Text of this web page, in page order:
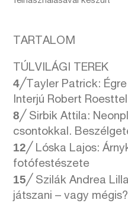
TARTALOM
TÚLVILÁGI TEREK
4╱Tayler Patrick:
Interjú Robert Roesttel
8╱ Sirbik Attila:
csontokkal.
12╱ Lóska Lajos:
fotófestészete
15╱ Szilák Andrea
játszani – vagy